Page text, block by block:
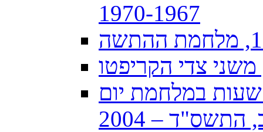
1970-1967
צדי הקריפטו
וידאס, קולות שתמיד איתי: 60 שעות במלחמת יום
– 2004